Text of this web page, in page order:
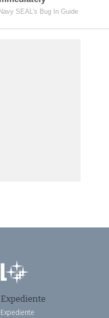
Expediente
Expediente